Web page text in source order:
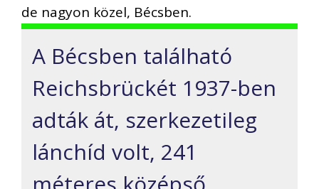
de nagyon közel, Bécsben.
A Bécsben található
Reichsbrückét 1937-ben
adták át, szerkezetileg
lánchíd volt, 241